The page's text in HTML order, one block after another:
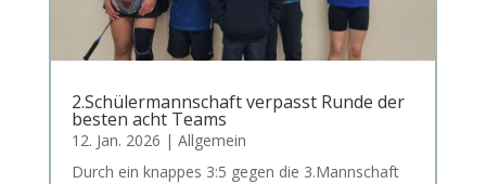
2.Schülermannschaft verpasst Runde der
besten acht Teams
12. Jan. 2026 | Allgemein
Durch ein knap­pes 3:5 gegen die 3.Mannschaft